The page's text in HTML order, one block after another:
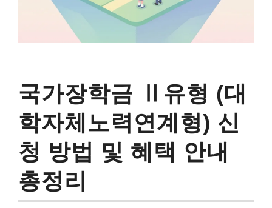
국가장학금 Ⅱ유형 (대
학자체노력연계형) 신
청 방법 및 혜택 안내
총정리